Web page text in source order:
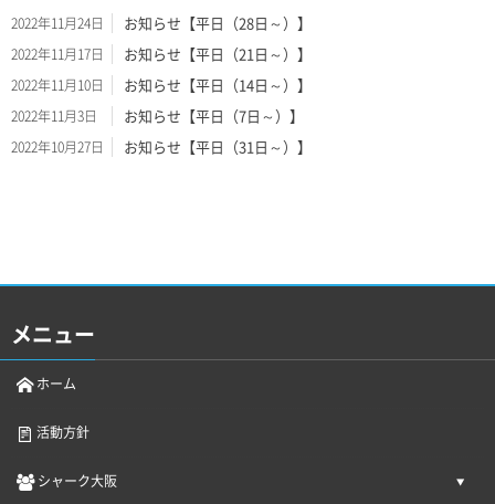
2022年11月24日 お知らせ【平日（28日～）】
2022年11月17日 お知らせ【平日（21日～）】
2022年11月10日 お知らせ【平日（14日～）】
2022年11月3日 お知らせ【平日（7日～）】
2022年10月27日 お知らせ【平日（31日～）】
メニュー
ホーム
活動方針
シャーク大阪